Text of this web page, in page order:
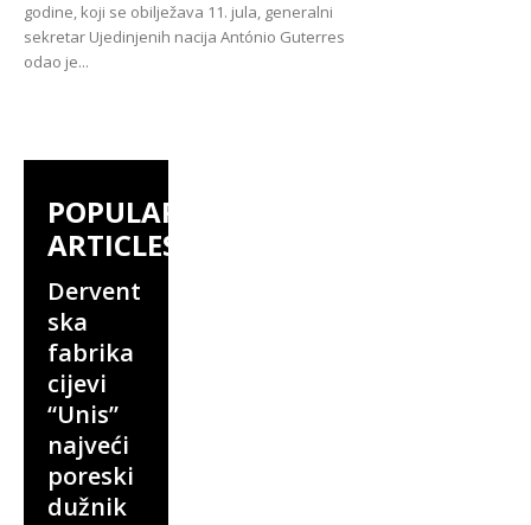
godine, koji se obilježava 11. jula, generalni
sekretar Ujedinjenih nacija António Guterres
odao je...
POPULAR
ARTICLES
Dervent
ska
fabrika
cijevi
“Unis”
najveći
poreski
dužnik